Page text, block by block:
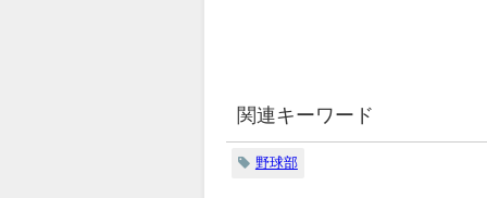
関連キーワード
野球部